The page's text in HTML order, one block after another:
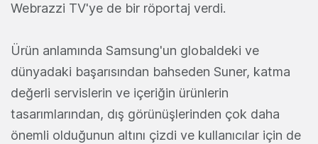
Webrazzi TV'ye de bir röportaj verdi.
Ürün anlamında Samsung'un globaldeki ve
dünyadaki başarısından bahseden Suner, katma
değerli servislerin ve içeriğin ürünlerin
tasarımlarından, dış görünüşlerinden çok daha
önemli olduğunun altını çizdi ve kullanıcılar için de